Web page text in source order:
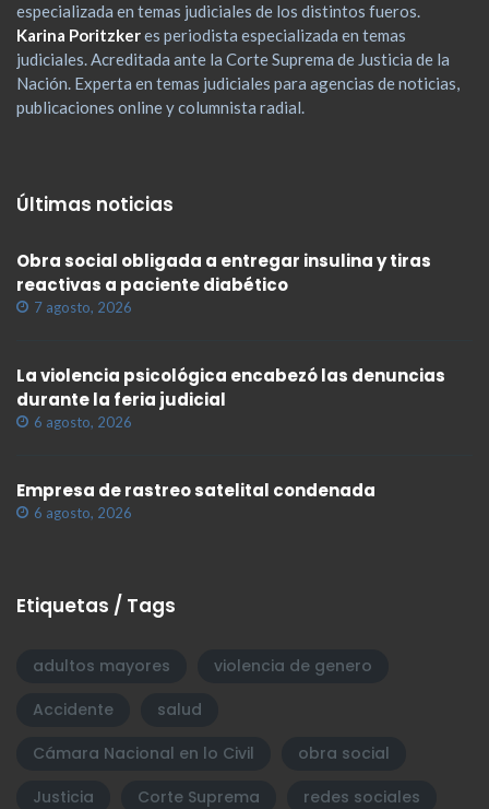
especializada en temas judiciales de los distintos fueros.
Karina Poritzkeres periodista especializada en temas
judiciales. Acreditada ante la Corte Suprema de Justicia de la
Nación. Experta en temas judiciales para agencias de noticias,
publicaciones online y columnista radial.
Últimas noticias
Obra social obligada a entregar insulina y tiras
reactivas a paciente diabético
7 agosto, 2026
La violencia psicológica encabezó las denuncias
durante la feria judicial
6 agosto, 2026
Empresa de rastreo satelital condenada
6 agosto, 2026
Etiquetas / Tags
adultos mayores
violencia de genero
Accidente
salud
Cámara Nacional en lo Civil
obra social
Justicia
Corte Suprema
redes sociales